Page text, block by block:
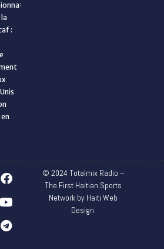
la
:
© 2024 Totalmix Radio –
The First Haitian Sports
Network by Haiti Web
Design.